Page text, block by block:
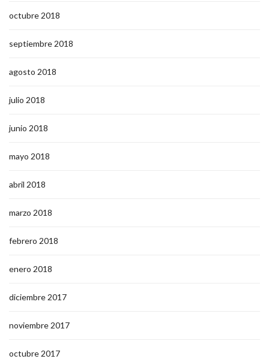
octubre 2018
septiembre 2018
agosto 2018
julio 2018
junio 2018
mayo 2018
abril 2018
marzo 2018
febrero 2018
enero 2018
diciembre 2017
noviembre 2017
octubre 2017